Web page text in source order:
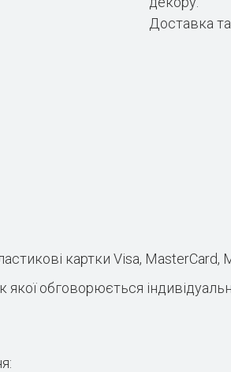
Доставка
картки Visa, MasterCard,
обговорюється